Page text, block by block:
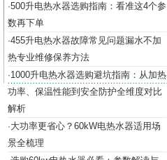
·500升电热水器选购指南：看准这4个参
数再下单
·455升电热水器故障常见问题漏水不加
热专业维修保养方法
·1000升电热水器选购避坑指南：从加热
功率、保温性能到安全防护全维度对比
解析
·大功率更省心？60kW电热水器适用场
景全梳理